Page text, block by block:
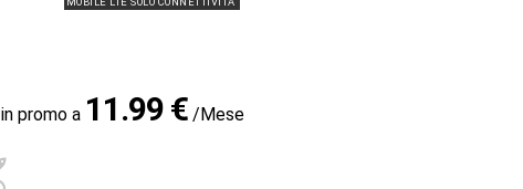
in promo a 11.99 € /Mese